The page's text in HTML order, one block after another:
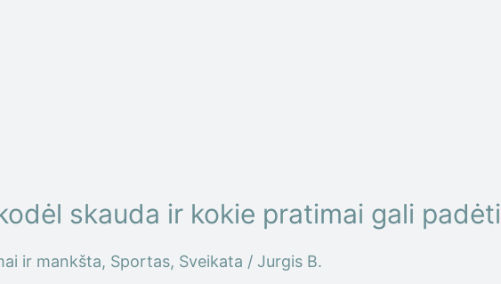
skauda ir kokie pratimai gali padėti
ir mankšta, Sportas, Sveikata / Jurgis B.